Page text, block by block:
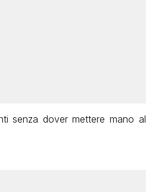
senza dover mettere mano al